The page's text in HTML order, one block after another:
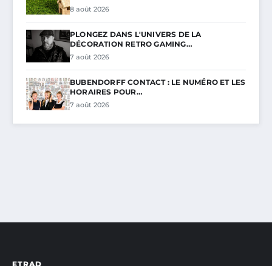
8 août 2026
PLONGEZ DANS L'UNIVERS DE LA
DÉCORATION RETRO GAMING…
7 août 2026
BUBENDORFF CONTACT : LE NUMÉRO ET LES
HORAIRES POUR…
7 août 2026
ETRAD